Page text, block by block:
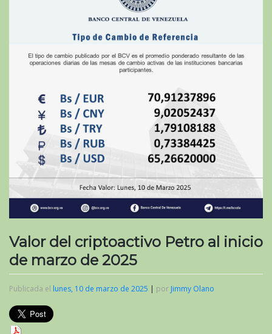
Valor del criptoactivo Petro al inicio
de marzo de 2025
Publicada el lunes, 10 de marzo de 2025 | por Jimmy Olano